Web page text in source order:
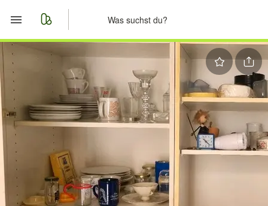
Start
Merkliste
Nachrichten
Anzeige aufgeben